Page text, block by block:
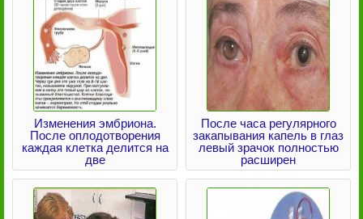
Изменения эмбриона.
После оплодотворения
каждая клетка делится на
две
После часа регулярного
закапывания капель в глаз
левый зрачок полностью
расширен